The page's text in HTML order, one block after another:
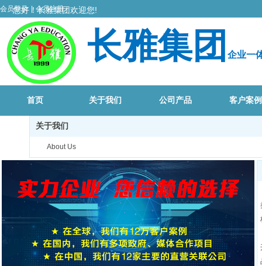
您好 ！长雅集团欢迎您!
长雅集团 企业一
会员登录 会员注册
首页 关于我们 公司产品 客户案例
关于我们
About Us